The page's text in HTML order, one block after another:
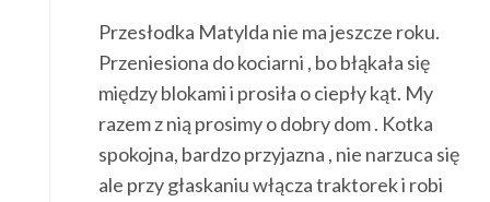
Przesłodka Matylda nie ma jeszcze roku.
Przeniesiona do kociarni , bo błąkała się
między blokami i prosiła o ciepły kąt. My
razem z nią prosimy o dobry dom . Kotka
spokojna, bardzo przyjazna , nie narzuca się
ale przy głaskaniu włącza traktorek i robi